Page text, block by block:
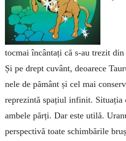
toc­mai încântați că s-au trezit
Și pe drept cuvânt, deoarece
nele de pământ și cel mai
reprezintă spațiul infinit. Situația
ambele părți. Dar este utilă.
perspectivă toate schim­bările